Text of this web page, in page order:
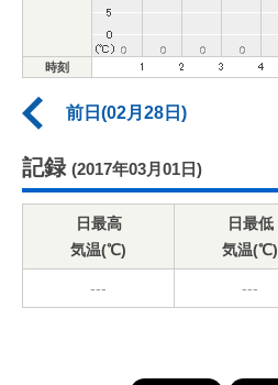
時刻
前日(02月28日)
記録 (2017年03月01日)
日最高
気温(℃)
日最低
気温(℃)
--- ---